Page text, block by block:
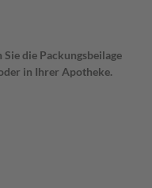
die Packungsbeilage
in Ihrer Apotheke.